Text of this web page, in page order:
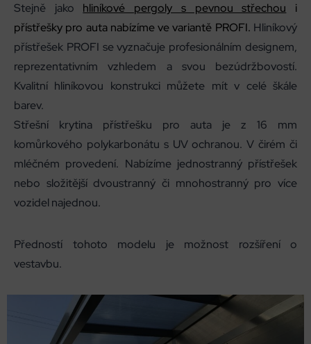
Stejně jako hliníkové pergoly s pevnou střechou i
přístřešky pro auta nabízíme ve variantě PROFI. Hliníkový
přístřešek PROFI se vyznačuje profesionálním designem,
reprezentativním vzhledem a svou bezúdržbovostí.
Kvalitní hliníkovou konstrukci můžete mít v celé škále
barev.
Střešní krytina přístřešku pro auta je z 16 mm
komůrkového polykarbonátu s UV ochranou. V čirém či
mléčném provedení. Nabízíme jednostranný přístřešek
nebo složitější dvoustranný či mnohostranný pro více
vozidel najednou.
Předností tohoto modelu je možnost rozšíření o
vestavbu.